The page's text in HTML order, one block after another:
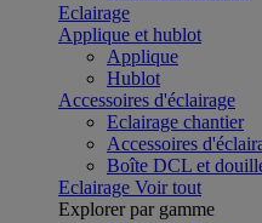
Eclairage
Applique et hublot
Applique
Hublot
Accessoires d'éclairage
Eclairage chantier
Accessoires
Boîte DCL et
Eclairage Voir tout
Explorer par gamme